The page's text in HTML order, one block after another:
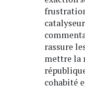
rassure
mettre la
cohabité